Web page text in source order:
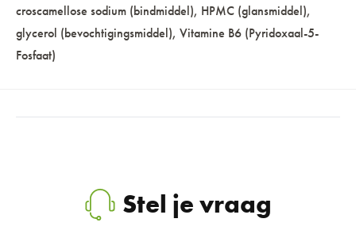
croscamellose sodium (bindmiddel), HPMC (glansmiddel),
glycerol (bevochtigingsmiddel), Vitamine B6 (Pyridoxaal-5-
Fosfaat)
Stel je vraag